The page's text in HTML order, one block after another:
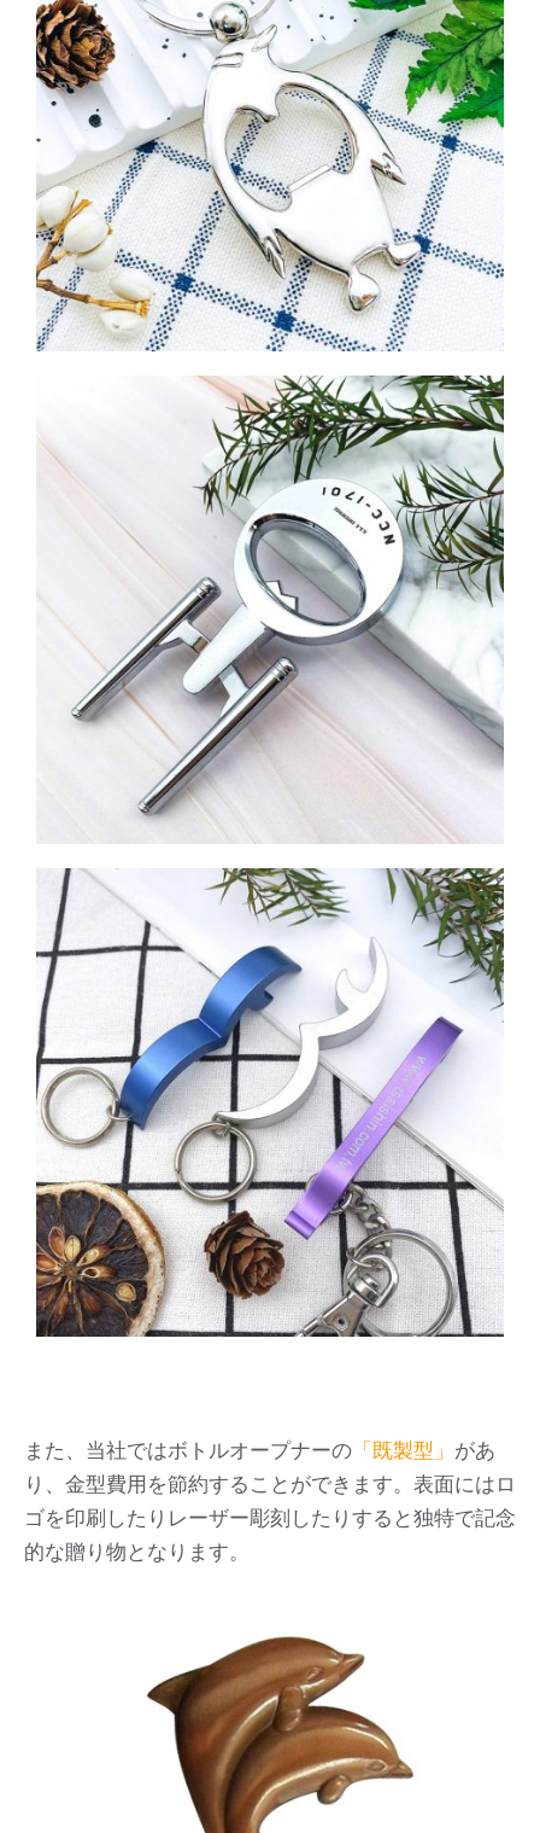
また、当社ではボトルオープナーの 「 既製型 」 があ
り、金型費用を節約することができます。表面にはロ
ゴを印刷したりレーザー彫刻したりすると独特で記念
的な贈り物となります。